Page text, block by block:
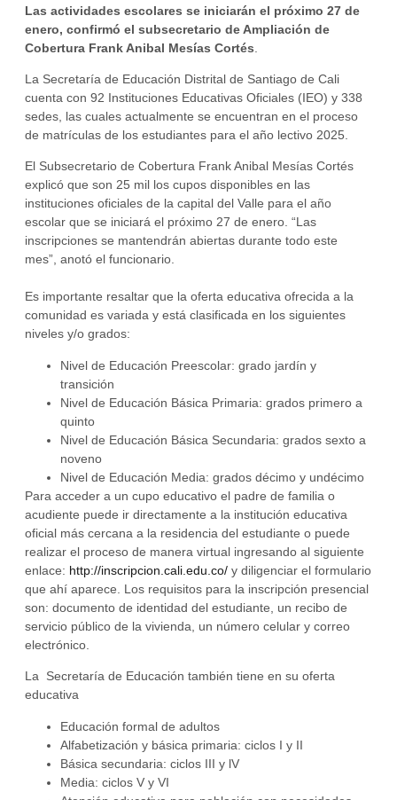
Las actividades escolares se iniciarán el próximo 27 de
enero, confirmó el subsecretario de Ampliación de
Cobertura Frank Anibal Mesías Cortés
La Secretaría de Educación Distrital de Santiago de Cali
cuenta con 92 Instituciones Educativas Oficiales (IEO) y 338
sedes, las cuales actualmente se encuentran en el proceso
de matrículas de los estudiantes para el año lectivo 2025.
El Subsecretario de Cobertura Frank Anibal Mesías Cortés
explicó que son 25 mil los cupos disponibles en las
instituciones oficiales de la capital del Valle para el año
escolar que se iniciará el próximo 27 de enero. “Las
inscripciones se mantendrán abiertas durante todo este
mes”, anotó el funcionario.
Es importante resaltar que la oferta educativa ofrecida a la
comunidad es variada y está clasificada en los siguientes
niveles y/o grados:
Nivel de Educación Preescolar: grado jardín y
transición
Nivel de Educación Básica Primaria: grados primero a
quinto
Nivel de Educación Básica Secundaria: grados sexto a
noveno
Nivel de Educación Media: grados décimo y undécimo
Para acceder a un cupo educativo el padre de familia o
acudiente puede ir directamente a la institución educativa
oficial más cercana a la residencia del estudiante o puede
realizar el proceso de manera virtual ingresando al siguiente
enlace: http://inscripcion.cali.edu.co/ y diligenciar el formulario
que ahí aparece. Los requisitos para la inscripción presencial
son: documento de identidad del estudiante, un recibo de
servicio público de la vivienda, un número celular y correo
electrónico.
La Secretaría de Educación también tiene en su oferta
educativa
Educación formal de adultos
Alfabetización y básica primaria: ciclos I y II
Básica secundaria: ciclos III y lV
Media: ciclos V y VI